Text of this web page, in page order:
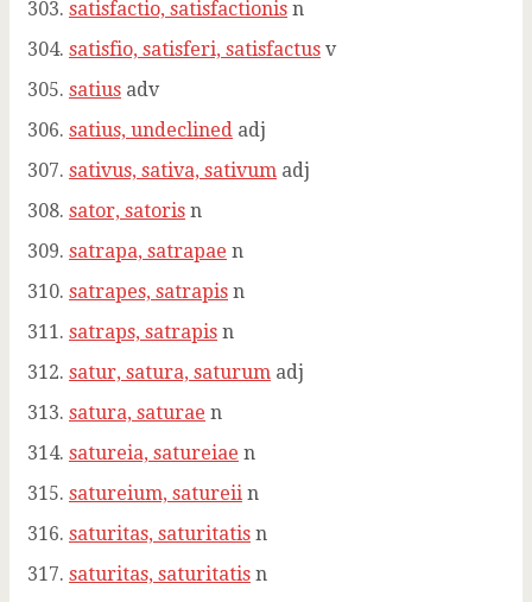
satisfactio, satisfactionis n
satisfio, satisferi, satisfactus v
satius adv
satius, undeclined adj
sativus, sativa, sativum adj
sator, satoris n
satrapa, satrapae n
satrapes, satrapis n
satraps, satrapis n
satur, satura, saturum adj
satura, saturae n
satureia, satureiae n
satureium, satureii n
saturitas, saturitatis n
saturitas, saturitatis n